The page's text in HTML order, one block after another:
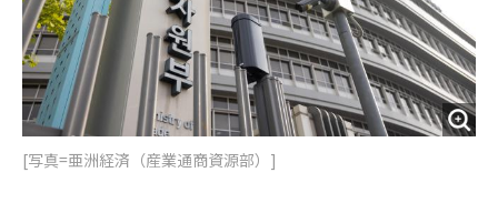
[写真=亜洲経済（産業通商資源部）]